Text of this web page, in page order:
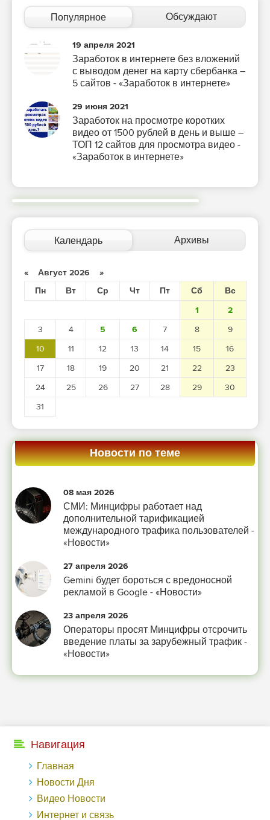
Популярное Обсуждают
19 апреля 2021
Заработок в интернете без вложений
с выводом денег на карту сбербанка –
5 сайтов - «Заработок в интернете»
29 июня 2021
Заработок на просмотре коротких
видео от 1500 рублей в день и выше –
ТОП 12 сайтов для просмотра видео -
«Заработок в интернете»
Календарь Архивы
« Август 2026 »
Пн
Вт Ср Чт Пт Сб
Вс
1
2
3
4 5 6 7 8
9
10
11 12 13 14 15
16
17
18 19 20 21 22
23
24
25 26 27 28 29
30
31
Новости по теме
08 мая 2026
СМИ: Минцифры работает над
дополнительной тарификацией
международного трафика пользователей -
«Новости»
27 апреля 2026
Gemini будет бороться с вредоносной
рекламой в Google - «Новости»
23 апреля 2026
Операторы просят Минцифры отсрочить
введение платы за зарубежный трафик -
«Новости»
Навигация
Главная
Новости Дня
Видео Новости
Интернет и связь